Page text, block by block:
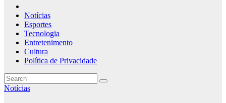
Notícias
Esportes
Tecnologia
Entretenimento
Cultura
Política de Privacidade
Notícias